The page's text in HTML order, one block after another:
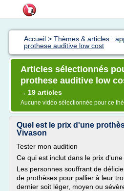
Accueil > Thèmes & articles :
prothese auditive low cost
Articles sélectionnés
prothese auditive low
→ 19 articles
Aucune vidéo sélectionnée pour ce
Quel est le prix d'une
Vivason
Tester mon audition
Ce qui est inclut dans le prix
Les personnes souffrant de
de prothèses pour pallier à leur
dernier soit léger, moyen ou